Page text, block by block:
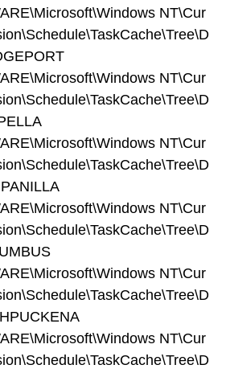
NT\Cur
NT\Cur
NT\Cur
NT\Cur
NT\Cur
NT\Cur